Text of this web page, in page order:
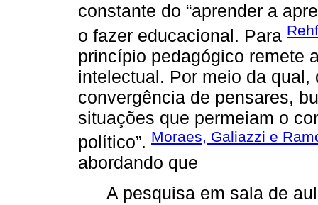
constante do “aprender a
o fazer educacional. Para
princípio pedagógico remete
intelectual. Por meio da
convergência de pensares,
situações que permeiam o
político”. Moraes, Galiazzi e
abordando que
A pesquisa em sala de